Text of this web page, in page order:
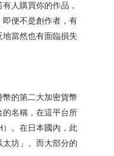
人購買你的作品，
便不是創作者，有
當然也有面臨損失
的第二大加密貨幣
的名稱，在這平台所
）。在日本國內，此
坊」。而大部分的